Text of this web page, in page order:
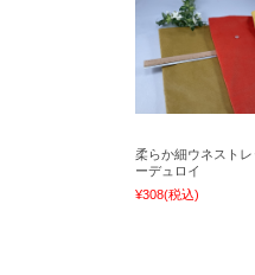
柔らか細ウネストレ
ーデュロイ
¥308(税込)